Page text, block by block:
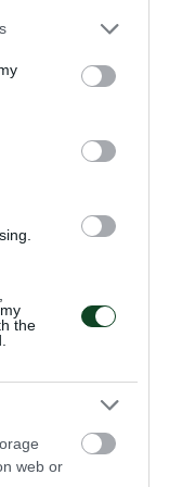
or more Google
You may click to
party tags to
in below Google
the
web or